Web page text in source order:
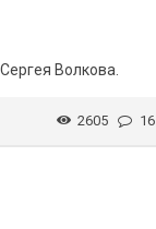
Волкова.
2605 16